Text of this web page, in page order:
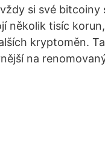
si své
několik tisíc
kryptoměn.
na